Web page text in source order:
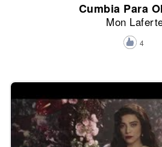
Cumbia Para
Mon
4